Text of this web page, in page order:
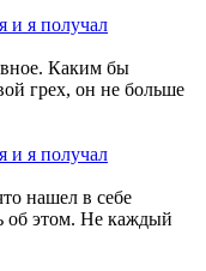
и я получал
Каким бы
грех, он не больше
и я получал
нашел в себе
об этом. Не каждый